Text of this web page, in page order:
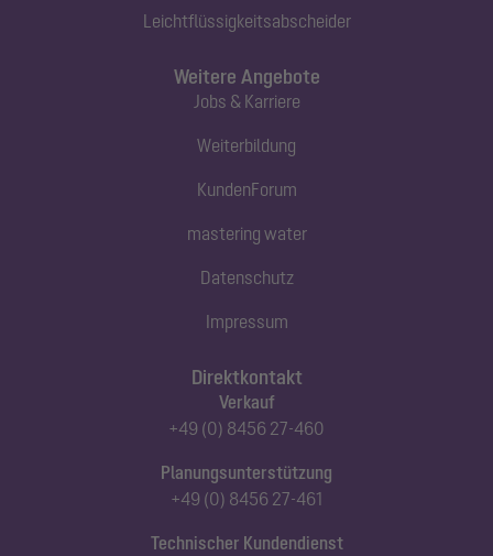
Leichtflüssigkeitsabscheider
Direktkontakt
Verkauf
+49 (0) 8456 27-460
Planungsunterstützung
+49 (0) 8456 27-461
Technischer Kundendienst
Weitere Angebote
Jobs & Karriere
Weiterbildung
KundenForum
mastering water
Datenschutz
Impressum